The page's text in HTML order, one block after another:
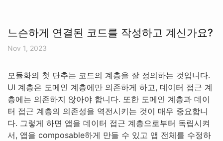
느슨하게 연결된 코드를 작성하고 계신가요?
Nov 1, 2023
모듈화의 첫 단추는 코드의 계층을 잘 정의하는 것입니다.
UI 계층은 도메인 계층에만 의존하게 하고, 데이터 접근 계
층에는 의존하지 않아야 합니다. 또한 도메인 계층과 데이
터 접근 계층의 의존성을 역전시키는 것이 매우 중요합니
다. 그렇게 하면 앱을 데이터 접근 계층으로부터 독립시켜
서, 앱을 composable하게 만들 수 있고 앱 전체를 수정하